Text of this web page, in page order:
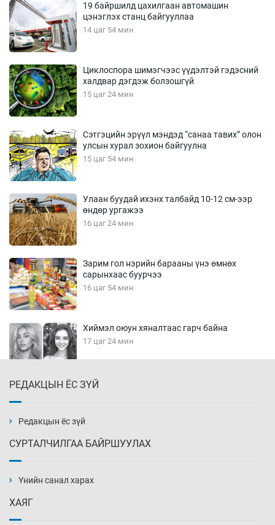
19 байршилд цахилгаан автомашин
цэнэглэх станц байгууллаа
14 цаг 54 мин
Циклоспора шимэгчээс үүдэлтэй гэдэсний
халдвар дэгдэж болзошгүй
15 цаг 24 мин
Сэтгэцийн эрүүл мэндэд “санаа тавих” олон
улсын хурал зохион байгуулна
15 цаг 54 мин
Улаан буудай ихэнх талбайд 10-12 см-ээр
өндөр ургажээ
16 цаг 24 мин
Зарим гол нэрийн барааны үнэ өмнөх
сарынхаас буурчээ
16 цаг 54 мин
Хиймэл оюун хяналтаас гарч байна
17 цаг 24 мин
17 цаг 54 мин
нэмэгджээ
РЕДАКЦЫН ЁС ЗҮЙ
Редакцын ёс зүй
СУРТАЛЧИЛГАА БАЙРШУУЛАХ
Үнийн санал харах
ХАЯГ